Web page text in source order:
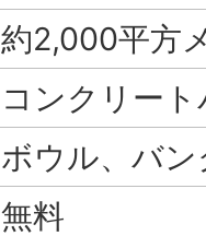
約2,000平方
コンクリー
ボウル、バ
無料